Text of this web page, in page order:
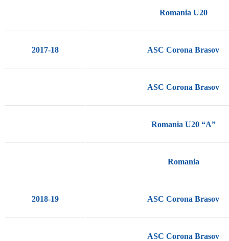
Romania U20
2017-18 ASC Corona Brasov
ASC Corona Brasov
Romania U20 “A”
Romania
2018-19 ASC Corona Brasov
ASC Corona Brasov